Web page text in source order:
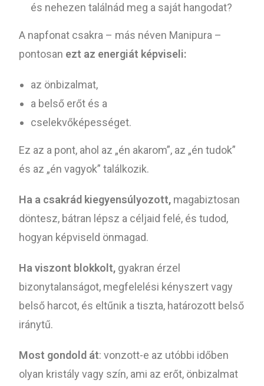
és nehezen találnád meg a saját hangodat?
A napfonat csakra – más néven Manipura –
pontosan ezt az energiát képviseli:
az önbizalmat,
a belső erőt és a
cselekvőképességet.
Ez az a pont, ahol az „én akarom”, az „én tudok”
és az „én vagyok” találkozik.
Ha a csakrád kiegyensúlyozott, magabiztosan
döntesz, bátran lépsz a céljaid felé, és tudod,
hogyan képviseld önmagad.
Ha viszont blokkolt, gyakran érzel
bizonytalanságot, megfelelési kényszert vagy
belső harcot, és eltűnik a tiszta, határozott belső
iránytű.
Most gondold át: vonzott-e az utóbbi időben
olyan kristály vagy szín, ami az erőt, önbizalmat